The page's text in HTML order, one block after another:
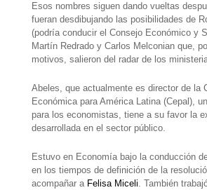
Esos nombres siguen dando vueltas
fueran desdibujando las posibilidades de
(podría conducir el Consejo Económico y
Martín Redrado y Carlos Melconian que,
motivos, salieron del radar de los
Abeles, que actualmente es director de la
Económica para América Latina (Cepal),
para los economistas, tiene a su favor la
desarrollada en el sector público.
Estuvo en Economía bajo la conducción
en los tiempos de definición de la
acompañar a Felisa Miceli. También